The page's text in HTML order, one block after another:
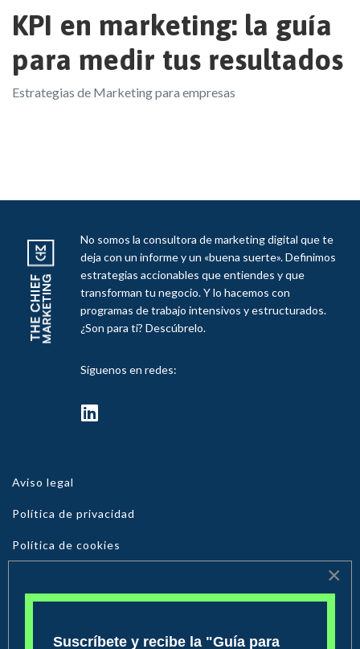
KPI en marketing: la guía
para medir tus resultados
Estrategias de Marketing para empresas
No somos la consultora de marketing digital que te
deja con un informe y un «buena suerte». Definimos
estrategias accionables que entiendes y que
transforman tu negocio. Y lo hacemos con
programas de trabajo intensivos y estructurados.
¿Son para ti? Descúbrelo.
Síguenos en redes:
Aviso legal
Política de privacidad
Política de cookies
© 2026 The Chief Marketing. Todos los derechos reservados
×